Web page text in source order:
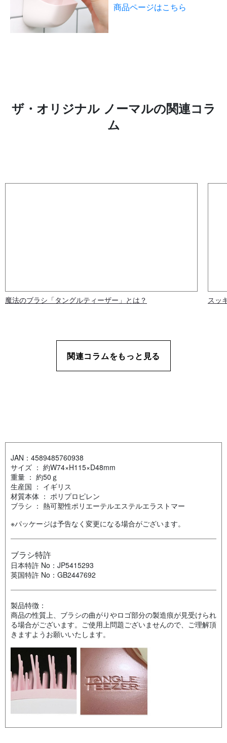
商品ページはこちら
ザ・オリジナル ノーマルの関連コラ
ム
魔法のブラシ「タングルティーザー」とは？ スッ
関連コラムをもっと見る
JAN：4589485760938
サイズ ： 約W74×H115×D48mm
重量 ： 約50ｇ
生産国 ： イギリス
材質本体 ： ポリプロピレン
ブラシ ： 熱可塑性ポリエーテルエステルエラストマー
※パッケージは予告なく変更になる場合がございます。
ブラシ特許
日本特許 No：JP5415293
英国特許 No：GB2447692
製品特徴：
商品の性質上、ブラシの曲がりやロゴ部分の製造痕が見受けられ
る場合がございます。ご使用上問題ございませんので、ご理解頂
きますようお願いいたします。